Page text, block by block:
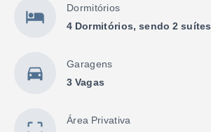
Dormitórios
4 Dormitórios, sendo 2 suítes
Garagens
3 Vagas
Área Privativa